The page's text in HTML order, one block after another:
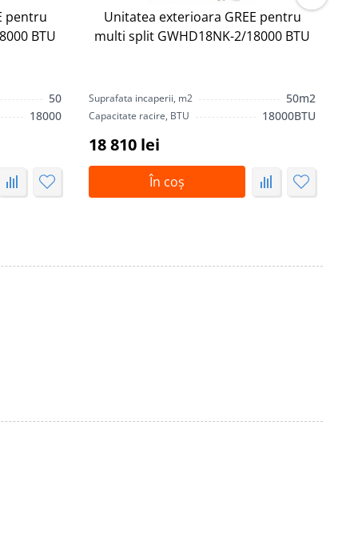
pentru
BTU
50
18000
Unitatea exterioara GREE pentru
multi split GWHD18NK-2/18000 BTU
Suprafata incaperii, m2 50m2
Capacitate racire, BTU 18000BTU
18 810 lei
În coș